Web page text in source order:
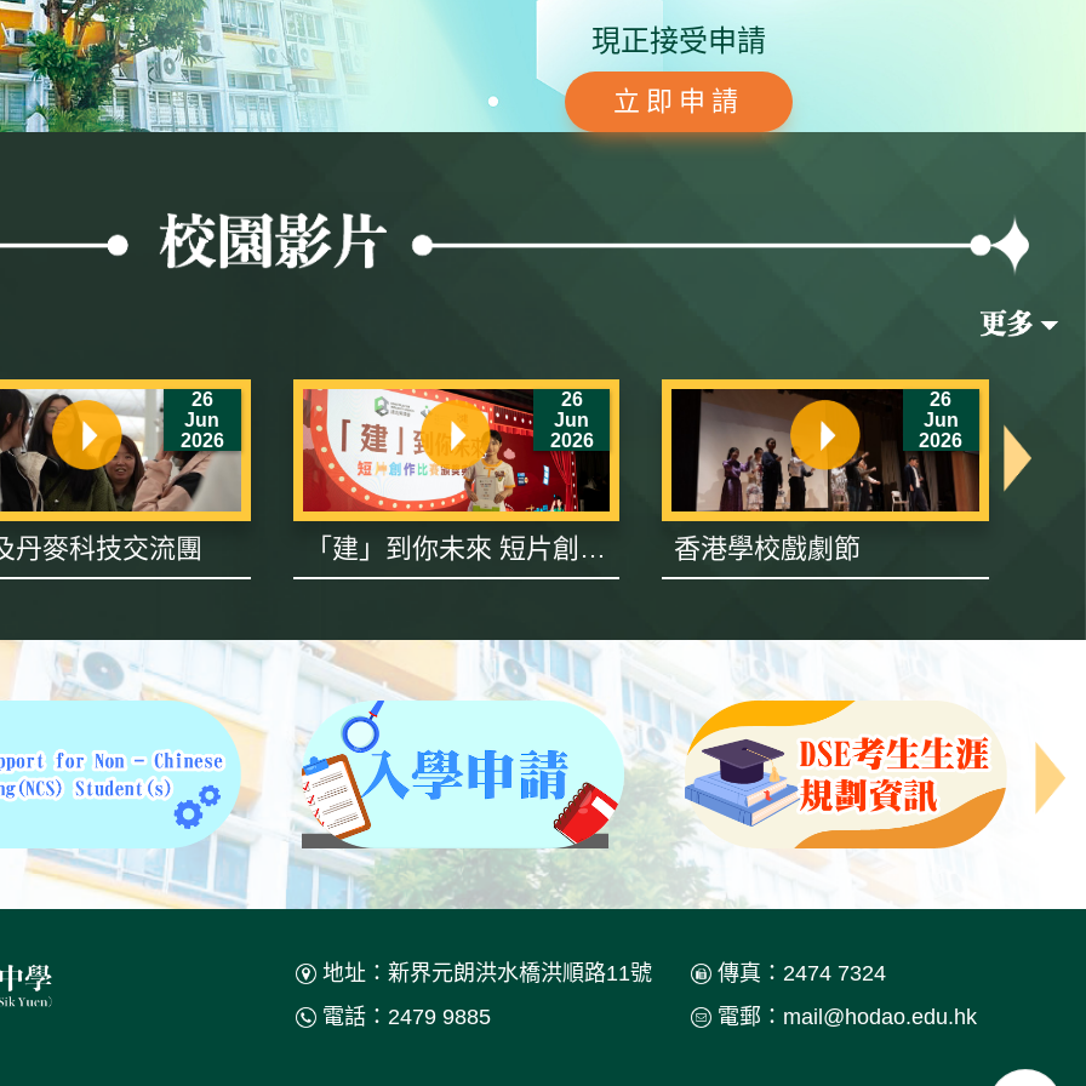
現正接受申請
立即申請
26
Jun
2026
丹麥科技交流團
26
Jun
2026
「建」到你未來 短片創作比賽
26
Jun
2026
香港學校戲劇節
地址：新界元朗洪水橋洪順路11號
電話：2479 9885
傳真：2474 7324
電郵： mail@hodao.edu.hk